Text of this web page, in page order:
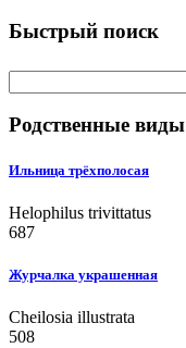
Быстрый поиск
Родственные виды
Ильница трёхполосая
Helophilus trivittatus
687
Журчалка украшенная
Cheilosia illustrata
508